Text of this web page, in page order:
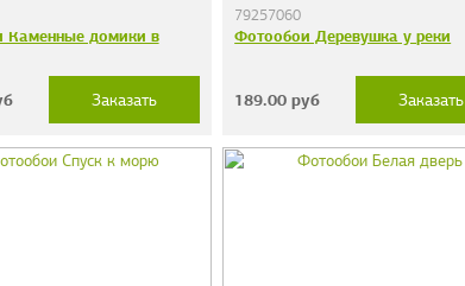
Каменные домики в
Заказать
79257060
Фотообои Деревушка у реки
189.00 руб Заказать